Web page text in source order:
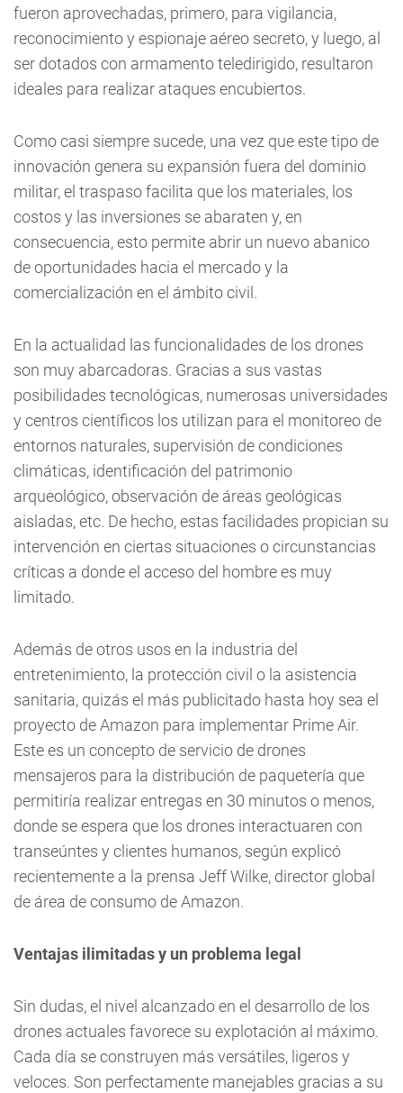
fueron aprovechadas, primero, para vigilancia,
reconocimiento y espionaje aéreo secreto, y luego, al
ser dotados con armamento teledirigido, resultaron
ideales para realizar ataques encubiertos.
Como casi siempre sucede, una vez que este tipo de
innovación genera su expansión fuera del dominio
militar, el traspaso facilita que los materiales, los
costos y las inversiones se abaraten y, en
consecuencia, esto permite abrir un nuevo abanico
de oportunidades hacia el mercado y la
comercialización en el ámbito civil.
En la actualidad las funcionalidades de los drones
son muy abarcadoras. Gracias a sus vastas
posibilidades tecnológicas, numerosas universidades
y centros científicos los utilizan para el monitoreo de
entornos naturales, supervisión de condiciones
climáticas, identificación del patrimonio
arqueológico, observación de áreas geológicas
aisladas, etc. De hecho, estas facilidades propician su
intervención en ciertas situaciones o circunstancias
críticas a donde el acceso del hombre es muy
limitado.
Además de otros usos en la industria del
entretenimiento, la protección civil o la asistencia
sanitaria, quizás el más publicitado hasta hoy sea el
proyecto de Amazon para implementar Prime Air.
Este es un concepto de servicio de drones
mensajeros para la distribución de paquetería que
permitiría realizar entregas en 30 minutos o menos,
donde se espera que los drones interactuaren con
transeúntes y clientes humanos, según explicó
recientemente a la prensa Jeff Wilke, director global
de área de consumo de Amazon.
Ventajas ilimitadas y un problema legal
Sin dudas, el nivel alcanzado en el desarrollo de los
drones actuales favorece su explotación al máximo.
Cada día se construyen más versátiles, ligeros y
veloces. Son perfectamente manejables gracias a su